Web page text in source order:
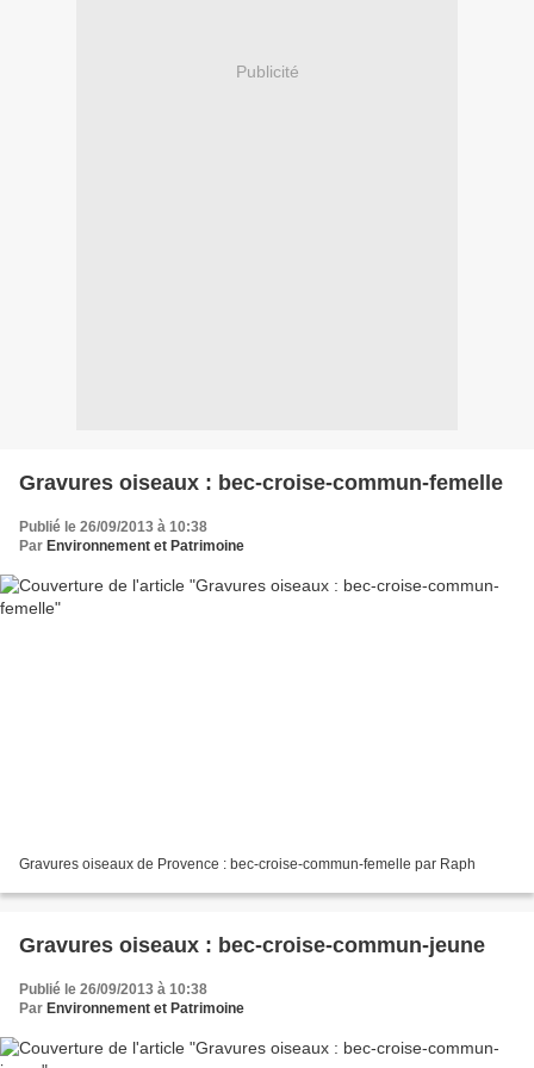
Publicité
Gravures oiseaux : bec-croise-commun-femelle
Publié le 26/09/2013 à 10:38
Par Environnement et Patrimoine
Gravures oiseaux de Provence : bec-croise-commun-femelle par Raph
Gravures oiseaux : bec-croise-commun-jeune
Publié le 26/09/2013 à 10:38
Par Environnement et Patrimoine